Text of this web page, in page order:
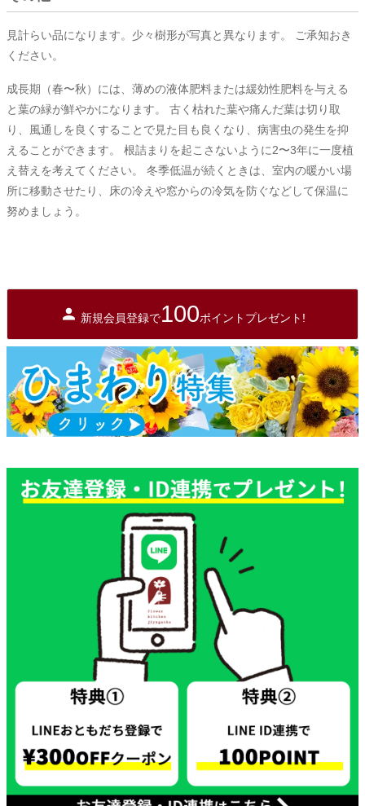
見計らい品になります。少々樹形が写真と異なります。 ご承知おき
ください。
成長期（春〜秋）には、薄めの液体肥料または緩効性肥料を与える
と葉の緑が鮮やかになります。 古く枯れた葉や痛んだ葉は切り取
り、風通しを良くすることで見た目も良くなり、病害虫の発生を抑
えることができます。 根詰まりを起こさないように2〜3年に一度植
え替えを考えてください。 冬季低温が続くときは、室内の暖かい場
所に移動させたり、床の冷えや窓からの冷気を防ぐなどして保温に
努めましょう。
新規会員登録で100ポイントプレゼント!